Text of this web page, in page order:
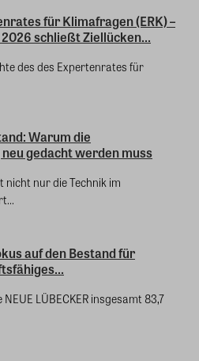
für Klimafragen (ERK) –
schließt Ziellücken...
des des Expertenrates für
Warum die
gedacht werden muss
nicht nur die Technik im
auf den Bestand für
LÜBECKER insgesamt 83,7